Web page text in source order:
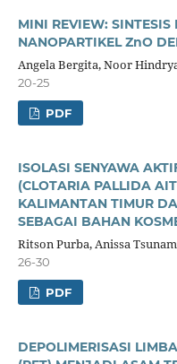
MINI REVIEW:
NANOPARTIKEL ZnO
Angela Bergita, Noor
20-25
PDF
ISOLASI SENYAWA
(CLOTARIA PALLIDA
KALIMANTAN TIMUR
SEBAGAI BAHAN
Ritson Purba, Anissa
26-30
PDF
DEPOLIMERISASI